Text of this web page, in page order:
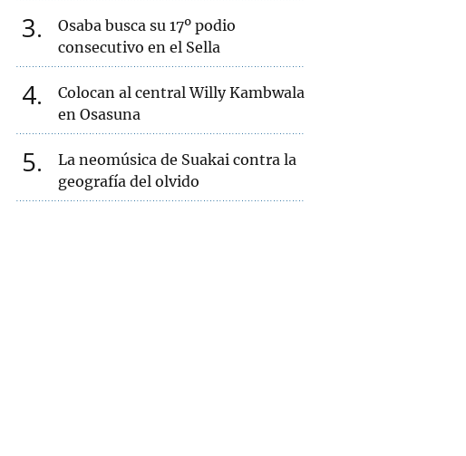
3
Osaba busca su 17º podio
consecutivo en el Sella
4
Colocan al central Willy Kambwala
en Osasuna
5
La neomúsica de Suakai contra la
geografía del olvido